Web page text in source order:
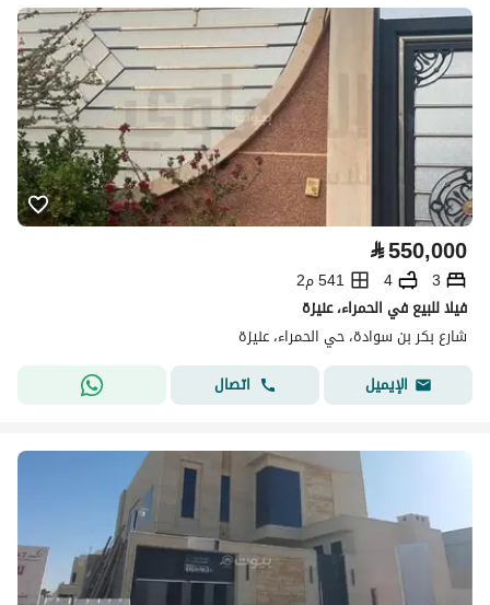
⃁550,000
3
4
541 م2
فيلا للبيع في الحمراء، عنيزة
شارع بكر بن سوادة، حي الحمراء، عنيزة
الإيميل
اتصال